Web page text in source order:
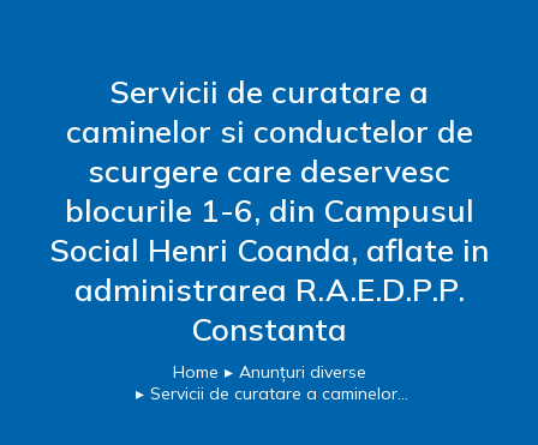
Servicii de curatare a
caminelor si conductelor de
scurgere care deservesc
blocurile 1-6, din Campusul
Social Henri Coanda, aflate in
administrarea R.A.E.D.P.P.
Constanta
Home
Anunțuri diverse
Servicii de curatare a caminelor…